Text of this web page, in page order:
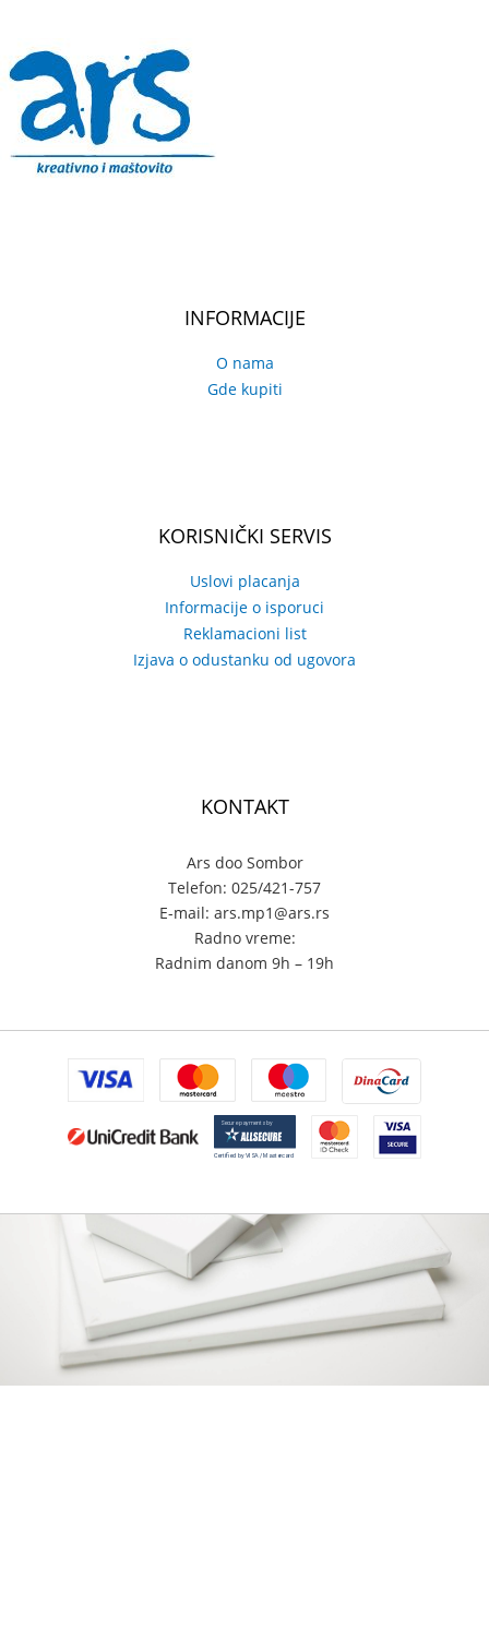
INFORMACIJE
O nama
Gde kupiti
KORISNIČKI SERVIS
Uslovi placanja
Informacije o isporuci
Reklamacioni list
Izjava o odustanku od ugovora
KONTAKT
Ars doo Sombor
Telefon: 025/421-757
E-mail: ars.mp1@ars.rs
Radno vreme:
Radnim danom 9h – 19h